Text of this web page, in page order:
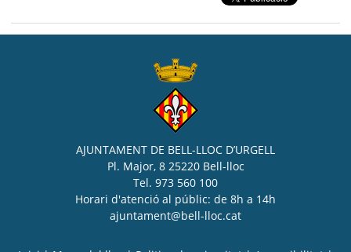
AJUNTAMENT DE BELL-LLOC D’URGELL
Pl. Major, 8 25220 Bell-lloc
Tel. 973 560 100
Horari d'atenció al públic: de 8h a 14h
ajuntament@bell-lloc.cat